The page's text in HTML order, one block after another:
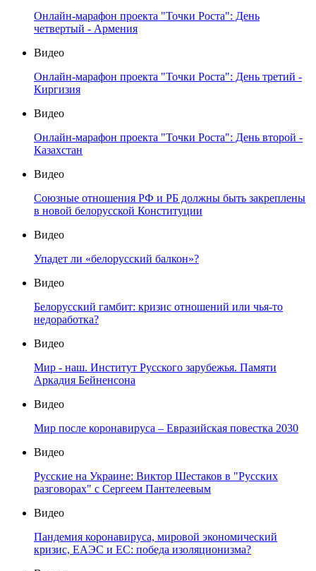
Онлайн-марафон проекта "Точки Роста": День
четвертый - Армения
Видео
Онлайн-марафон проекта "Точки Роста": День третий -
Киргизия
Видео
Онлайн-марафон проекта "Точки Роста": День второй -
Казахстан
Видео
Союзные отношения РФ и РБ должны быть закреплены
в новой белорусской Конституции
Видео
Упадет ли «белорусский балкон»?
Видео
Белорусский гамбит: кризис отношений или чья-то
недоработка?
Видео
Мир - наш. Институт Русского зарубежья. Памяти
Аркадия Бейненсона
Видео
Мир после коронавируса – Евразийская повестка 2030
Видео
Русские на Украине: Виктор Шестаков в "Русских
разговорах" с Сергеем Пантелеевым
Видео
Пандемия коронавируса, мировой экономический
кризис, ЕАЭС и ЕС: победа изоляционизма?